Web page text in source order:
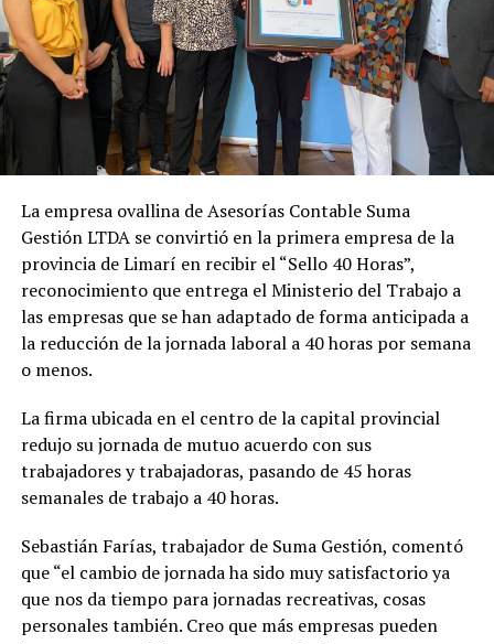
La empresa ovallina de Asesorías Contable Suma
Gestión LTDA se convirtió en la primera empresa de la
provincia de Limarí en recibir el “Sello 40 Horas”,
reconocimiento que entrega el Ministerio del Trabajo a
las empresas que se han adaptado de forma anticipada a
la reducción de la jornada laboral a 40 horas por semana
o menos.
La firma ubicada en el centro de la capital provincial
redujo su jornada de mutuo acuerdo con sus
trabajadores y trabajadoras, pasando de 45 horas
semanales de trabajo a 40 horas.
Sebastián Farías, trabajador de Suma Gestión, comentó
que “el cambio de jornada ha sido muy satisfactorio ya
que nos da tiempo para jornadas recreativas, cosas
personales también. Creo que más empresas pueden